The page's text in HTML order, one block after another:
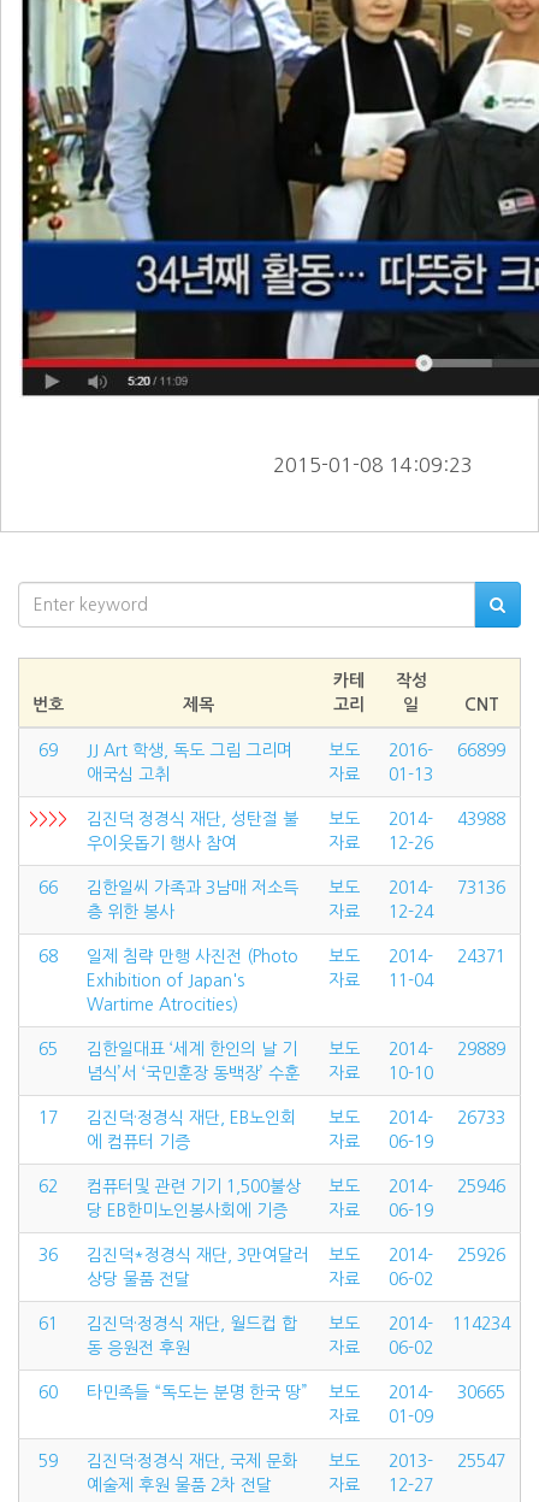
        2015-01-08 14:09:23
번호 제목
카테
고리
작성
일
CNT
69
JJ Art 학생, 독도 그림 그리며
애국심 고취
보도
자료
2016-
01-13
66899
>>>>
김진덕 정경식 재단, 성탄절 불
우이웃돕기 행사 참여
보도
자료
2014-
12-26
43988
66
김한일씨 가족과 3남매 저소득
층 위한 봉사
보도
자료
2014-
12-24
73136
68
일제 침략 만행 사진전 (Photo
Exhibition of Japan's
Wartime Atrocities)
보도
자료
2014-
11-04
24371
65
김한일대표 ‘세계 한인의 날 기
념식’서 ‘국민훈장 동백장’ 수훈
보도
자료
2014-
10-10
29889
17
김진덕·정경식 재단, EB노인회
에 컴퓨터 기증
보도
자료
2014-
06-19
26733
62
컴퓨터및 관련 기기 1,500불상
당 EB한미노인봉사회에 기증
보도
자료
2014-
06-19
25946
36
김진덕*정경식 재단, 3만여달러
상당 물품 전달
보도
자료
2014-
06-02
25926
61
김진덕·정경식 재단, 월드컵 합
동 응원전 후원
보도
자료
2014-
06-02
114234
60 타민족들 “독도는 분명 한국 땅”
보도
자료
2014-
01-09
30665
59
김진덕·정경식 재단, 국제 문화
예술제 후원 물품 2차 전달
보도
자료
2013-
12-27
25547